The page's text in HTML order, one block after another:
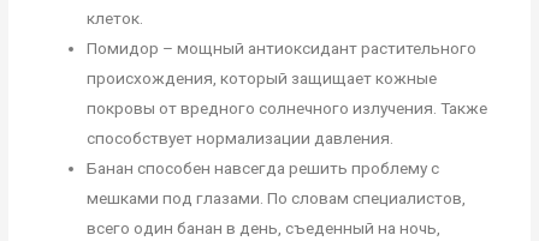
клеток.
Помидор – мощный антиоксидант растительного
происхождения, который защищает кожные
покровы от вредного солнечного излучения. Также
способствует нормализации давления.
Банан способен навсегда решить проблему с
мешками под глазами. По словам специалистов,
всего один банан в день, съеденный на ночь,